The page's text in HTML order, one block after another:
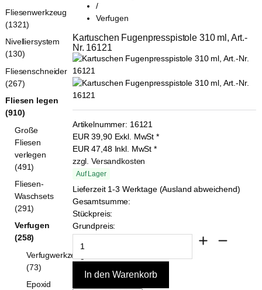
/
Verfugen
Kartuschen Fugenpresspistole 310 ml, Art.-
Nr. 16121
Artikelnummer: 16121
EUR39,90 Exkl. MwSt *
EUR47,48 Inkl. MwSt *
zzgl. Versandkosten
Auf Lager
Lieferzeit 1-3 Werktage (Ausland abweichend)
Gesamtsumme:
Stückpreis:
Grundpreis:
Fliesenwerkzeug
(1321)
Nivelliersystem
(130)
Fliesenschneider
(267)
Fliesen legen
(910)
Große
Fliesen
verlegen
(491)
Fliesen-
Waschsets
(291)
Verfugen
(258)
Verfugwerkzeuge
(73)
Epoxid